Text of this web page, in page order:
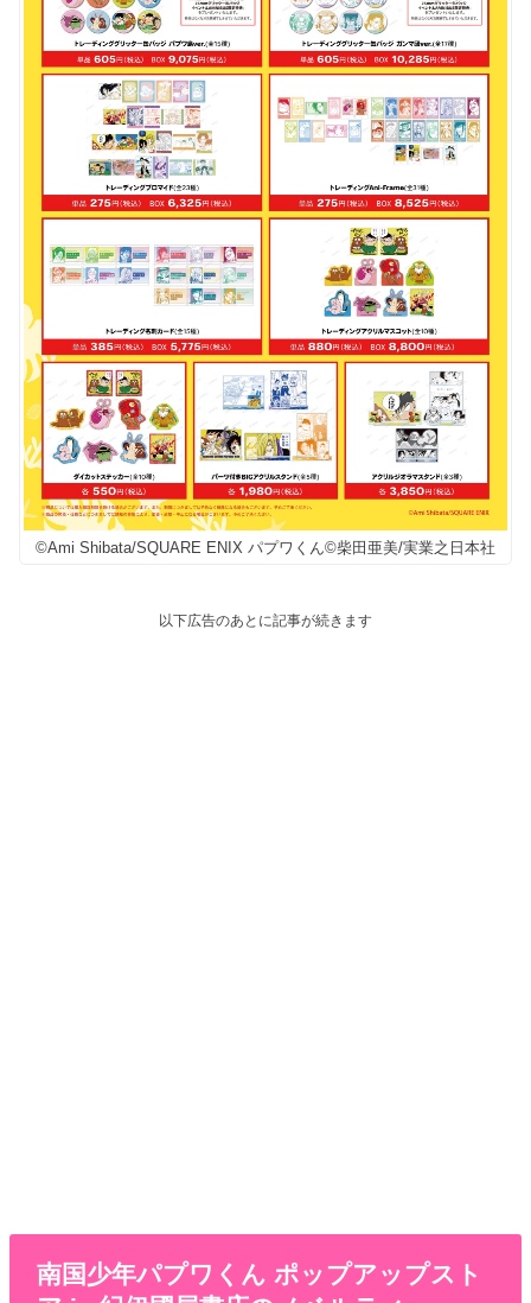
©Ami Shibata/SQUARE ENIX パプワくん©柴田亜美/実業之日本社
以下広告のあとに記事が続きます
南国少年パプワくん ポップアップスト